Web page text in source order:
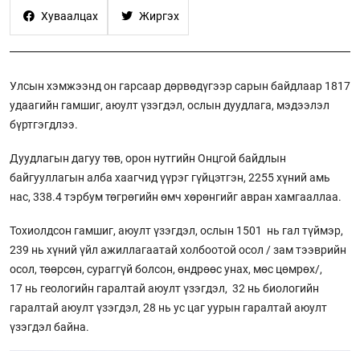
Хуваалцах Жиргэх
Улсын хэмжээнд он гарсаар дөрвөдүгээр сарын байдлаар 1817
удаагийн гамшиг, аюулт үзэгдэл, ослын дуудлага, мэдээлэл
бүртгэгдлээ.
Дуудлагын дагуу төв, орон нутгийн Онцгой байдлын
байгууллагын алба хаагчид үүрэг гүйцэтгэн, 2255 хүний амь
нас, 338.4 тэрбум төгрөгийн өмч хөрөнгийг авран хамгааллаа.
Тохиолдсон гамшиг, аюулт үзэгдэл, ослын 1501 нь гал түймэр,
239 нь хүний үйл ажиллагаатай холбоотой осол / зам тээврийн
осол, төөрсөн, сураггүй болсон, өндрөөс унах, мөс цөмрөх/,
17 нь геологийн гаралтай аюулт үзэгдэл, 32 нь биологийн
гаралтай аюулт үзэгдэл, 28 нь ус цаг уурын гаралтай аюулт
үзэгдэл байна.